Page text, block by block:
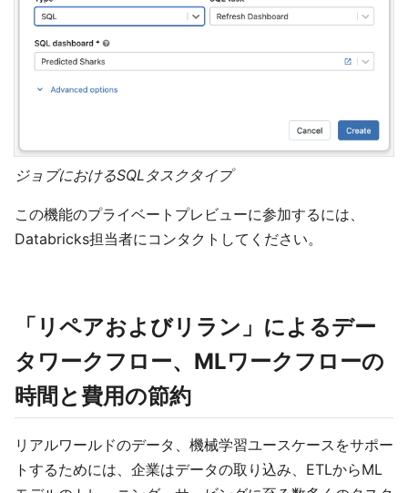
ジョブにおけるSQLタスクタイプ
この機能のプライベートプレビューに参加するには、
Databricks担当者にコンタクトしてください。
「リペアおよびリラン」によるデー
タワークフロー、MLワークフローの
時間と費用の節約
リアルワールドのデータ、機械学習ユースケースをサポー
トするためには、企業はデータの取り込み、ETLからML